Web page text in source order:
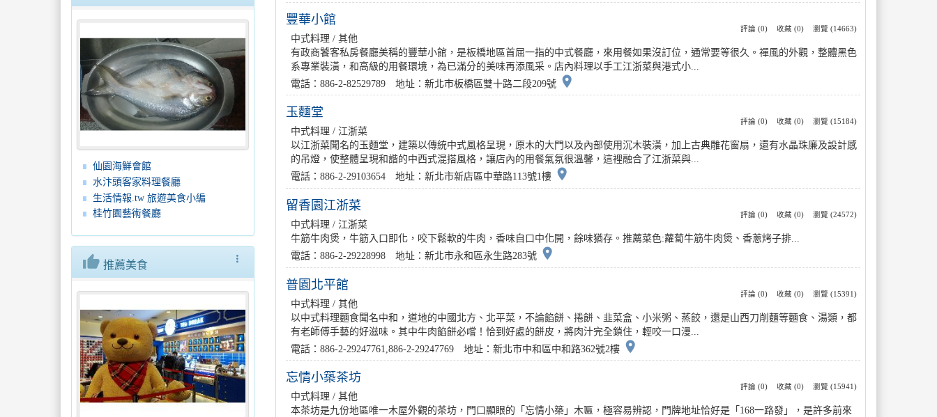
仙園海鮮會館
水汴頭客家料理餐廳
生活情報.tw 旅遊美食小編
桂竹園藝術餐廳
more_vert
thumb_up 推薦美食
評論 (0) 收藏 (0) 瀏覽 (14663)
豐華小館
中式料理 / 其他
有政商饕客私房餐廳美稱的豐華小館，是板橋地區首屈一指的中式餐廳，來用餐如果沒訂位，通常要等很久。禪風的外觀，整體黑色
系專業裝潢，和高級的用餐環境，為已滿分的美味再添風采。店內料理以手工江浙菜與港式小...
電話：886-2-82529789 地址：新北市板橋區雙十路二段209號 place
評論 (0) 收藏 (0) 瀏覽 (15184)
玉麵堂
中式料理 / 江浙菜
以江浙菜聞名的玉麵堂，建築以傳統中式風格呈現，原木的大門以及內部使用沉木裝潢，加上古典雕花窗扇，還有水晶珠廉及設計感
的吊燈，使整體呈現和諧的中西式混搭風格，讓店內的用餐氣氛很溫馨，這裡融合了江浙菜與...
電話：886-2-29103654 地址：新北市新店區中華路113號1樓 place
評論 (0) 收藏 (0) 瀏覽 (24572)
留香園江浙菜
中式料理 / 江浙菜
牛筋牛肉煲，牛筋入口即化，咬下鬆軟的牛肉，香味自口中化開，餘味猶存。推薦菜色:蘿蔔牛筋牛肉煲、香蔥烤子排...
電話：886-2-29228998 地址：新北市永和區永生路283號 place
評論 (0) 收藏 (0) 瀏覽 (15391)
普園北平館
中式料理 / 其他
以中式料理麵食聞名中和，道地的中國北方、北平菜，不論餡餅、捲餅、韭菜盒、小米粥、蒸餃，還是山西刀削麵等麵食、湯類，都
有老師傅手藝的好滋味。其中牛肉餡餅必嚐！恰到好處的餅皮，將肉汁完全鎖住，輕咬一口漫...
電話：886-2-29247761,886-2-29247769 地址：新北市中和區中和路362號2樓 place
評論 (0) 收藏 (0) 瀏覽 (15941)
忘情小築茶坊
中式料理 / 其他
本茶坊是九份地區唯一木屋外觀的茶坊，門口顯眼的「忘情小築」木匾，極容易辨認，門牌地址恰好是「168一路發」，是許多前來